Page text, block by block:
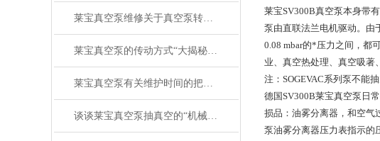
莱宝真空泵维修关于真空泵转动故障的解析
莱宝真空泵的传动方式“大揭秘”！
莱宝真空泵有关维护时间的把握你Get了吗？
谈谈莱宝真空泵抽真空的“机械法与物理法”
莱宝SV300B真空泵本身带
泵由直联法兰电机驱动。由
0.08 mbar的*压力之间，都
业、真空热处理、真空吸著
注：SOGEVAC系列泵不能
德国SV300B莱宝真空泵日
损品：油雾分离器，和空气
泵油雾分离器压力表指示的